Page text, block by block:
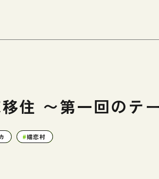
住 〜第一回のテ
嬬恋村